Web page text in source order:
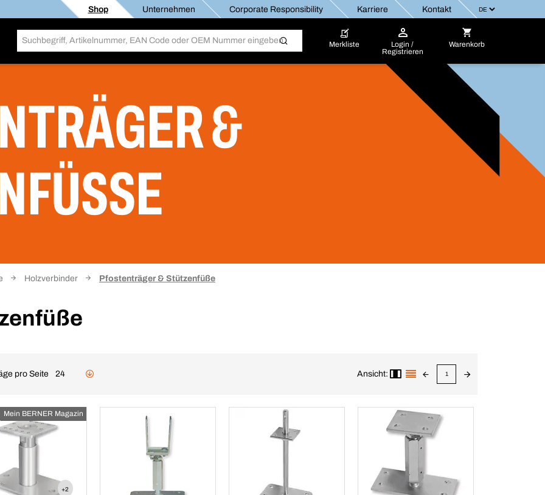
Shop Unternehmen Corporate Responsibility Karriere Kontakt
Merkliste
Login /
Registrieren
Warenkorb
&
Holzverbinder Pfostenträger & Stützenfüße
pro Seite 24 Ansicht: 1
Mein BERNER Magazin
+2